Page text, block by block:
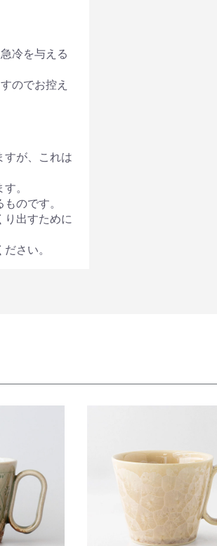
冷を与える
のでお控え
すが、これは
。
のです。
り出すために
さい。